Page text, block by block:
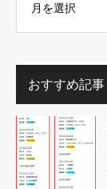
おすすめ記事